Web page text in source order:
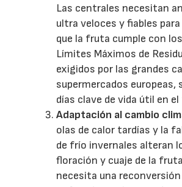
Las centrales necesitan
ultra veloces y fiables
que la fruta cumple con
Límites Máximos de
exigidos por las grandes
supermercados europeas,
días clave de vida útil en
Adaptación al cambio
olas de calor tardías y la
de frío invernales alteran
floración y cuaje de la
necesita una